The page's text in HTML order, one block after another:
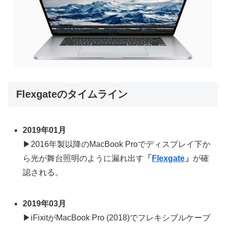
Flexgateのタイムライン
2019年01月
▶2016年製以降のMacBook Proでディスプレイ下か
ら光が舞台照明のように漏れ出す 「 Flexgate 」 が確
認される。
2019年03月
▶iFixitがMacBook Pro (2018)でフレキシブルケーブ